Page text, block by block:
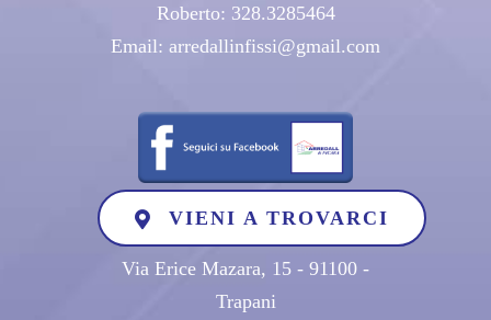
Roberto: 328.3285464
Email: arredallinfissi@gmail.com
VIENI A TROVARCI
Via Erice Mazara, 15 - 91100 -
Trapani